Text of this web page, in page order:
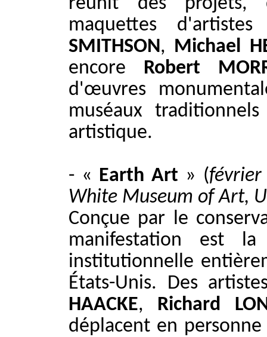
maquettes
SMITHSON, Michael
encore Robert
d'œuvres
muséaux
artistique.
- « Earth Art » (février
White Museum of Art,
Conçue par le
manifestation est
institutionnelle
États-Unis. Des
HAACKE, Richard
déplacent en